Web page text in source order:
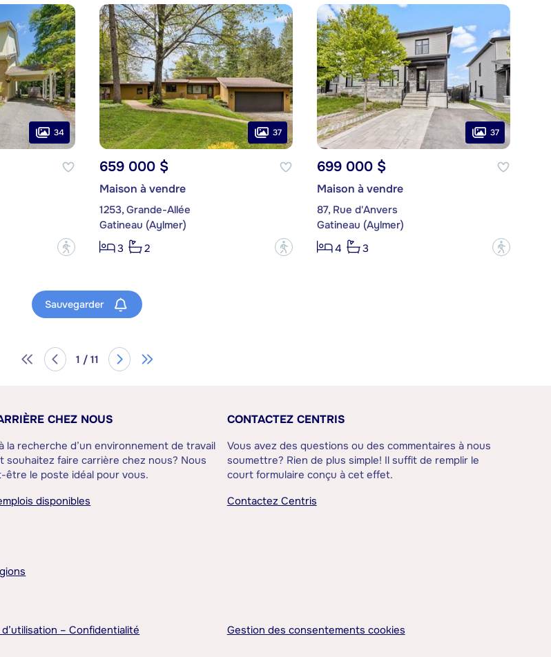
34
?
37
659 000 $
Maison à vendre
1253, Grande-Allée
Gatineau (Aylmer)
3
2 ?
37
699 000 $
Maison à vendre
87, Rue d'Anvers
Gatineau (Aylmer)
4
3 ?
Sauvegarder
1 / 11
CHEZ NOUS
la recherche d’un environnement de travail
souhaitez faire carrière chez nous? Nous
être le poste idéal pour vous.
disponibles
CONTACTEZ CENTRIS
Vous avez des questions ou des commentaires à nous
soumettre? Rien de plus simple! Il suffit de remplir le
court formulaire conçu à cet effet.
Contactez Centris
– Confidentialité Gestion des consentements cookies